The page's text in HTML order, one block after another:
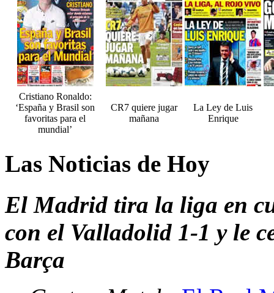
Cristiano Ronaldo:
‘España y Brasil son
favoritas para el
mundial’
CR7 quiere jugar
mañana
La Ley de Luis
Enrique
Las Noticias de Hoy
El Madrid tira la liga en
con el Valladolid 1-1 y le
Barça